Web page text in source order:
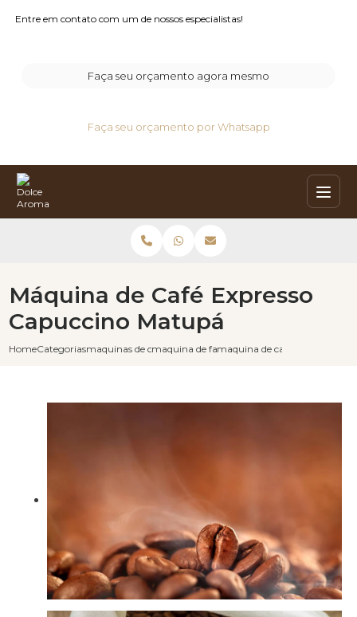
Entre em contato com um de nossos especialistas!
Faça seu orçamento agora mesmo
Faça seu orçamento por Whatsapp
HomeCategoriasmaquinas de cafe capuccinomaquina de fazer cafe e capuccino
maquina de cafe expresso
Máquina de Café Expresso
Capuccino Matupá